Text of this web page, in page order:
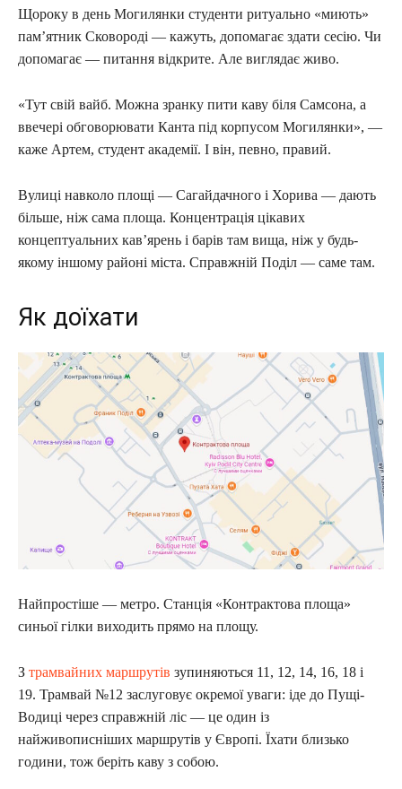
Щороку в день Могилянки студенти ритуально «миють»
пам’ятник Сковороді — кажуть, допомагає здати сесію. Чи
допомагає — питання відкрите. Але виглядає живо.
«Тут свій вайб. Можна зранку пити каву біля Самсона, а
ввечері обговорювати Канта під корпусом Могилянки», —
каже Артем, студент академії. І він, певно, правий.
Вулиці навколо площі — Сагайдачного і Хорива — дають
більше, ніж сама площа. Концентрація цікавих
концептуальних кав’ярень і барів там вища, ніж у будь-
якому іншому районі міста. Справжній Поділ — саме там.
Як доїхати
Найпростіше — метро. Станція «Контрактова площа»
синьої гілки виходить прямо на площу.
З трамвайних маршрутів зупиняються 11, 12, 14, 16, 18 і
19. Трамвай №12 заслуговує окремої уваги: іде до Пущі-
Водиці через справжній ліс — це один із
найживописніших маршрутів у Європі. Їхати близько
години, тож беріть каву з собою.